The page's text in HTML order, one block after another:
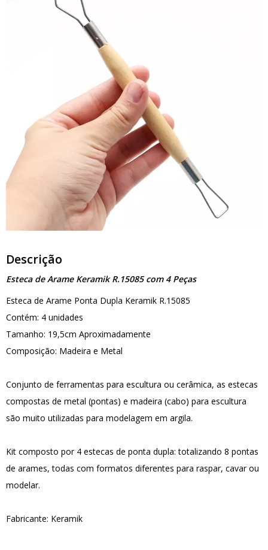
Descrição
Esteca de Arame Keramik R.15085 com 4 Peças
Esteca de Arame Ponta Dupla Keramik R.15085
Contém: 4 unidades
Tamanho: 19,5cm Aproximadamente
Composição: Madeira e Metal
Conjunto de ferramentas para escultura ou cerâmica, as estecas
compostas de metal (pontas) e madeira (cabo) para escultura
são muito utilizadas para modelagem em argila.
Kit composto por 4 estecas de ponta dupla: totalizando 8 pontas
de arames, todas com formatos diferentes para raspar, cavar ou
modelar.
Fabricante: Keramik